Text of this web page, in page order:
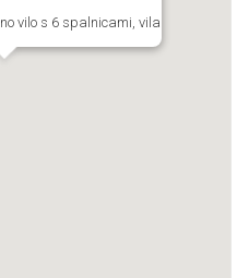
vilo s 6 spalnicami, vila